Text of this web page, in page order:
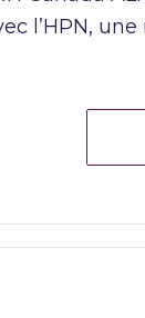
l’HPN,